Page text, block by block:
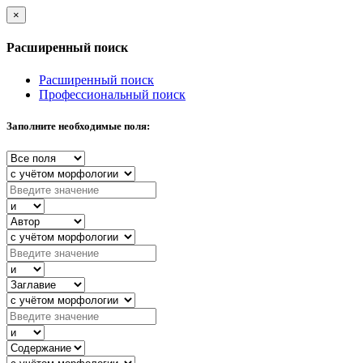
×
Расширенный поиск
Расширенный поиск
Профессиональный поиск
Заполните необходимые поля: